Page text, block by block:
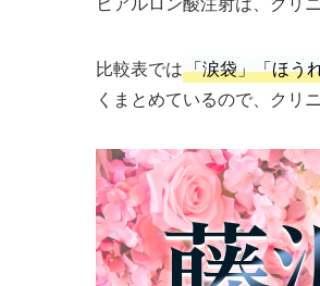
比較表では「涙袋」「ほう
くまとめているので、クリ